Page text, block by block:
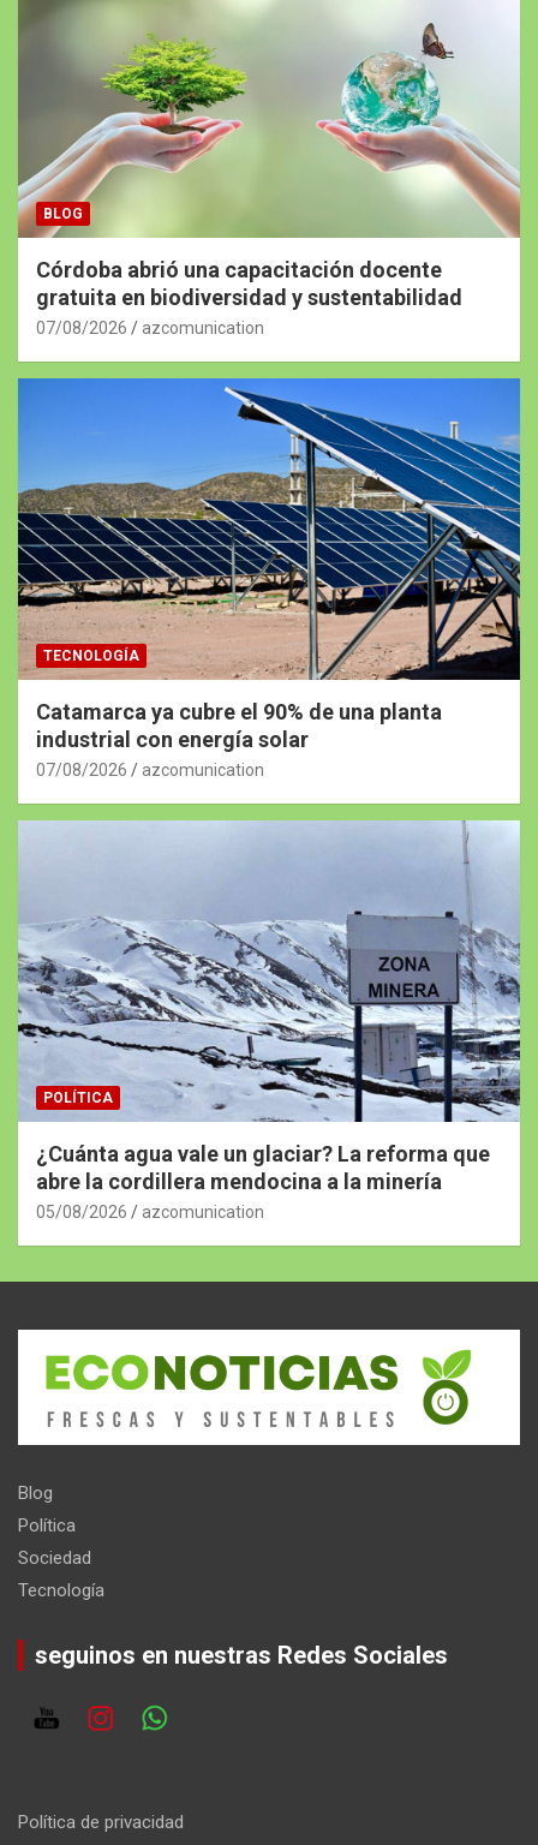
BLOG
Córdoba abrió una capacitación docente
gratuita en biodiversidad y sustentabilidad
07/08/2026 azcomunication
TECNOLOGÍA
Catamarca ya cubre el 90% de una planta
industrial con energía solar
07/08/2026 azcomunication
POLÍTICA
¿Cuánta agua vale un glaciar? La reforma que
abre la cordillera mendocina a la minería
05/08/2026 azcomunication
Blog
Política
Sociedad
Tecnología
seguinos en nuestras Redes Sociales
Política de privacidad